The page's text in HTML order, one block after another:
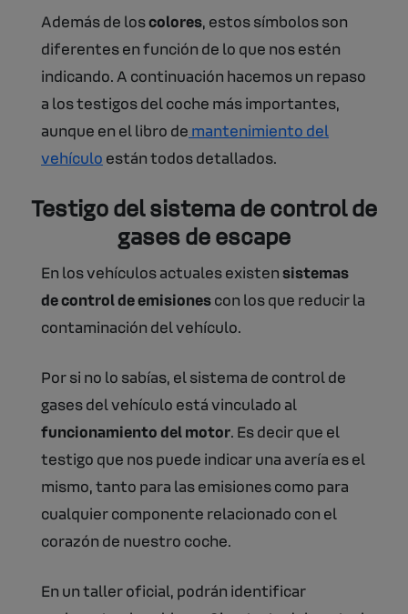
Además de loscolores, estos símbolos son
diferentes en función de lo que nos estén
indicando. A continuación hacemos un repaso
a los testigos del coche más importantes,
aunque en el libro de mantenimiento del
vehículo están todos detallados.
Testigo del sistema de control de
gases de escape
En los vehículos actuales existensistemas
de control de emisionescon los que reducir la
contaminación del vehículo.
Por si no lo sabías, el sistema de control de
gases del vehículo está vinculado al
funcionamiento del motor. Es decir que el
testigo que nos puede indicar una avería es el
mismo, tanto para las emisiones como para
cualquier componente relacionado con el
corazón de nuestro coche.
En un taller oficial, podrán identificar